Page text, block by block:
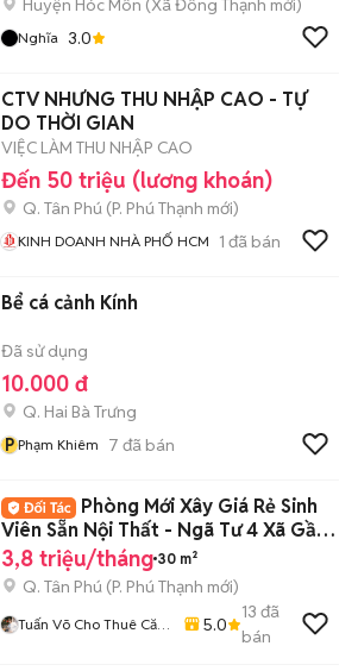
Huyện Hóc Môn (Xã Đông Thạnh mới)
Nghĩa 3.0
CTV NHƯNG THU NHẬP CAO - TỰ
DO THỜI GIAN
VIỆC LÀM THU NHẬP CAO
Đến 50 triệu (lương khoán)
Q. Tân Phú (P. Phú Thạnh mới)
KINH DOANH NHÀ PHỐ HCM 1 đã bán
Bể cá cảnh Kính
Đã sử dụng
10.000 đ
Q. Hai Bà Trưng
P Phạm Khiêm 7 đã bán
Phòng Mới Xây Giá Rẻ Sinh
Viên Sẵn Nội Thất - Ngã Tư 4 Xã Gần
ĐH VUH
3,8 triệu/tháng 30 m²
Q. Tân Phú (P. Phú Thạnh mới)
Tuấn Võ Cho Thuê Căn
5.0
13 đã
bán